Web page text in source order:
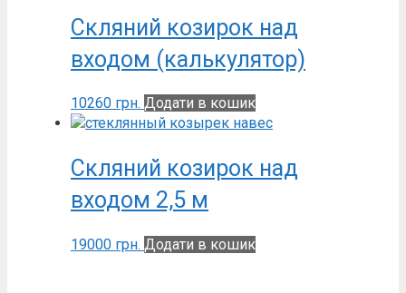
Скляний козирок над
входом (калькулятор)
10260 грн. Додати в кошик
Скляний козирок над
входом 2,5 м
19000 грн. Додати в кошик